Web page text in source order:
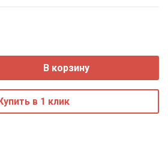
В корзину
в 1 клик